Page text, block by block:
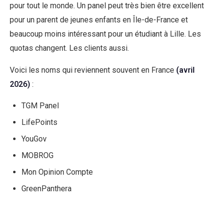
pour tout le monde. Un panel peut très bien être excellent
pour un parent de jeunes enfants en Île-de-France et
beaucoup moins intéressant pour un étudiant à Lille. Les
quotas changent. Les clients aussi.
Voici les noms qui reviennent souvent en France (avril
2026) :
TGM Panel
LifePoints
YouGov
MOBROG
Mon Opinion Compte
GreenPanthera